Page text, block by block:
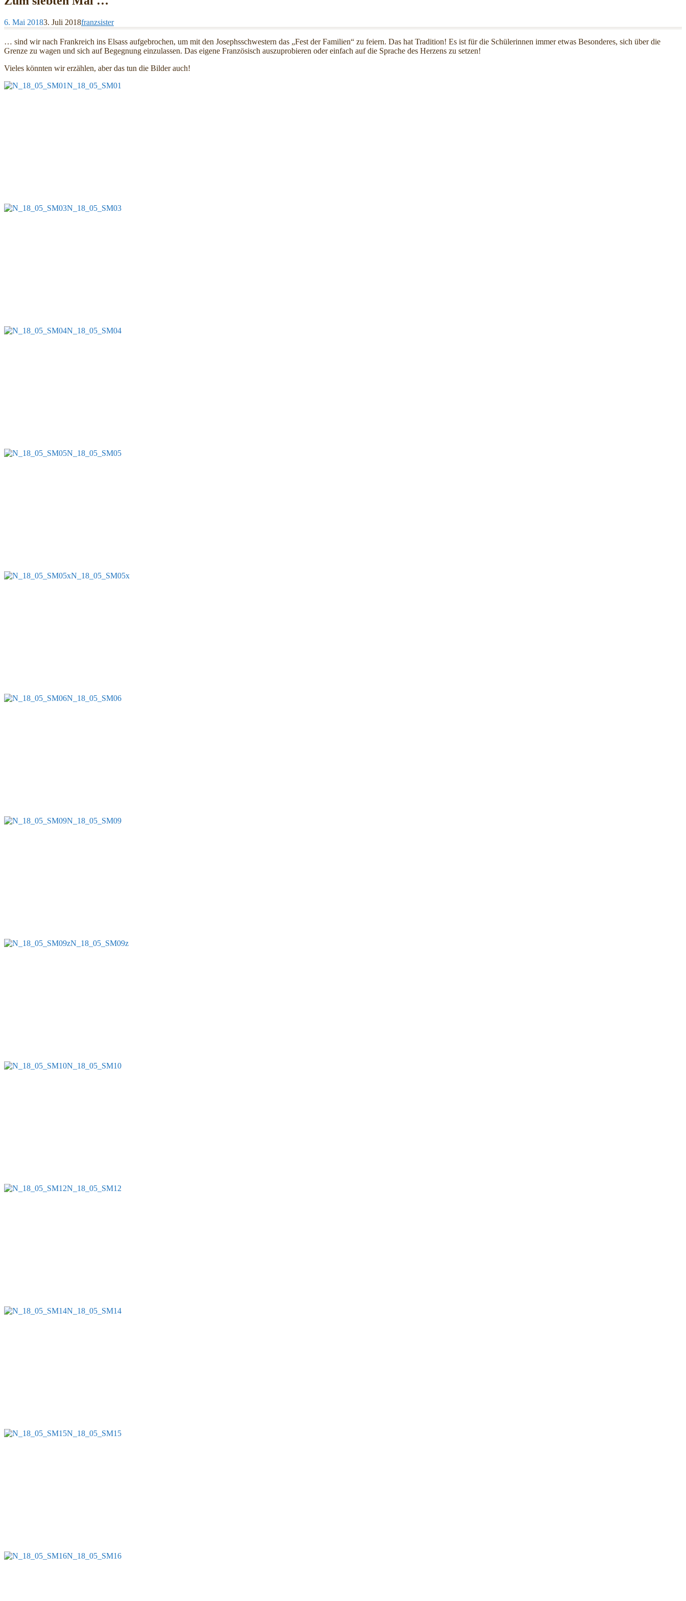
6. Mai 20183. Juli 2018franzsister
… sind wir nach Frankreich ins Elsass aufgebrochen, um mit den Josephsschwestern das „Fest der Familien“ zu feiern. Das hat Tradition! Es ist für die Schülerinnen immer etwas Besonderes, sich über die
Grenze zu wagen und sich auf Begegnung einzulassen. Das eigene Französisch auszuprobieren oder einfach auf die Sprache des Herzens zu setzen!
Vieles könnten wir erzählen, aber das tun die Bilder auch!
N_18_05_SM01
N_18_05_SM03
N_18_05_SM04
N_18_05_SM05
N_18_05_SM05x
N_18_05_SM06
N_18_05_SM09
N_18_05_SM09z
N_18_05_SM10
N_18_05_SM12
N_18_05_SM14
N_18_05_SM15
N_18_05_SM16